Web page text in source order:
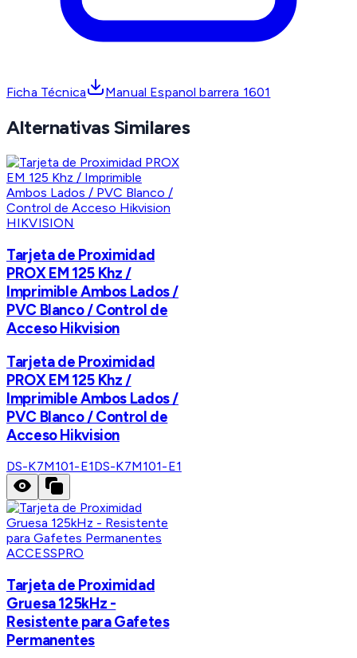
Ficha Técnica Manual Espanol barrera 1601
Alternativas Similares
HIKVISION
Tarjeta de Proximidad
PROX EM 125 Khz /
Imprimible Ambos Lados /
PVC Blanco / Control de
Acceso Hikvision
Tarjeta de Proximidad
PROX EM 125 Khz /
Imprimible Ambos Lados /
PVC Blanco / Control de
Acceso Hikvision
DS-K7M101-E1DS-K7M101-E1
ACCESSPRO
Tarjeta de Proximidad
Gruesa 125kHz -
Resistente para Gafetes
Permanentes